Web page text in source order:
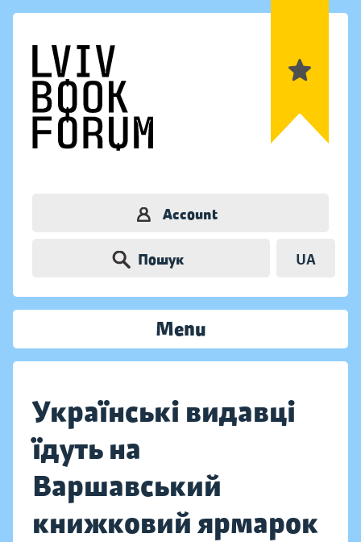
Account
Пошук UA
Menu
Українські видавці
їдуть на
Варшавський
книжковий ярмарок